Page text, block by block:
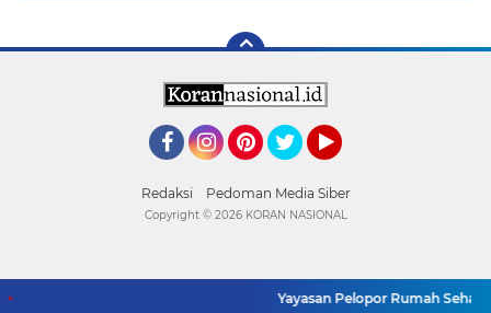
Redaksi Pedoman Media Siber
Yayasan Pelopor Rumah Sehat
Copyright © 2026 KORAN NASIONAL
SUPPORT BY PIXINDONESIA